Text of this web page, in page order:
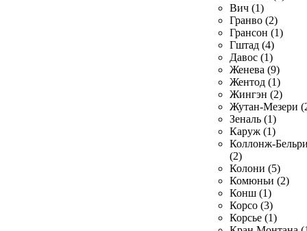
Вич (1)
Гранво (2)
Грансон (1)
Гштад (4)
Давос (1)
Женева (9)
Жентод (1)
Жингэн (2)
Жутан-Мезери
Зеналь (1)
Каруж (1)
Коллонж-
(2)
Колони (5)
Комюньи (2)
Конш (1)
Корсо (3)
Корсье (1)